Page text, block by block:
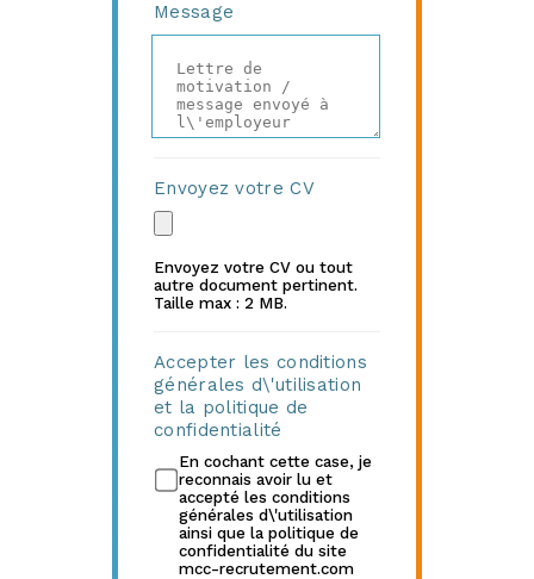
Message
Envoyez votre CV
Envoyez votre CV ou tout
autre document pertinent.
Taille max : 2 MB.
Accepter les conditions
générales d\'utilisation
et la politique de
confidentialité
En cochant cette case, je
reconnais avoir lu et
accepté les conditions
générales d\'utilisation
ainsi que la politique de
confidentialité du site
mcc-recrutement.com